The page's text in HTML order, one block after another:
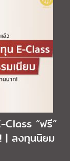
Class “ฟรี”
| ลงทุนนิยม